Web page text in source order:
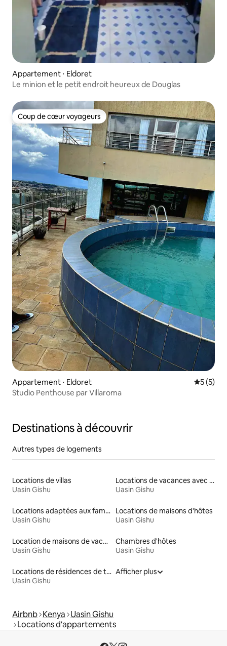
Appartement ⋅ Eldoret
Le minion et le petit endroit heureux de Douglas
Coup de cœur voyageurs
Coup de cœur voyageurs
Appartement ⋅ Eldoret
5 (5)
Studio Penthouse par Villaroma
Destinations à découvrir
Autres types de logements
Locations de villas
Uasin Gishu
Locations de vacances avec piscine
Uasin Gishu
Locations adaptées aux familles
Uasin Gishu
Locations de maisons d'hôtes
Uasin Gishu
Location de maisons de vacances
Uasin Gishu
Chambres d'hôtes
Uasin Gishu
Locations de résidences de tourisme
Uasin Gishu
Afficher plus
Airbnb Kenya Uasin Gishu
Locations d'appartements